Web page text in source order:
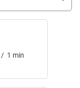
/ 1 min